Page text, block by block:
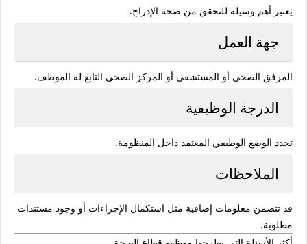
يعتبر أهم وسيلة للتحقق من صحة الإدراج.
جهة العمل
المرفق الصحي أو المستشفى أو المركز الصحي التابع له الموظف.
الدرجة الوظيفية
تحدد الوضع الوظيفي المعتمد داخل المنظومة.
الملاحظات
قد تتضمن معلومات إضافية مثل استكمال الإجراءات أو وجود مستندات
مطلوبة.